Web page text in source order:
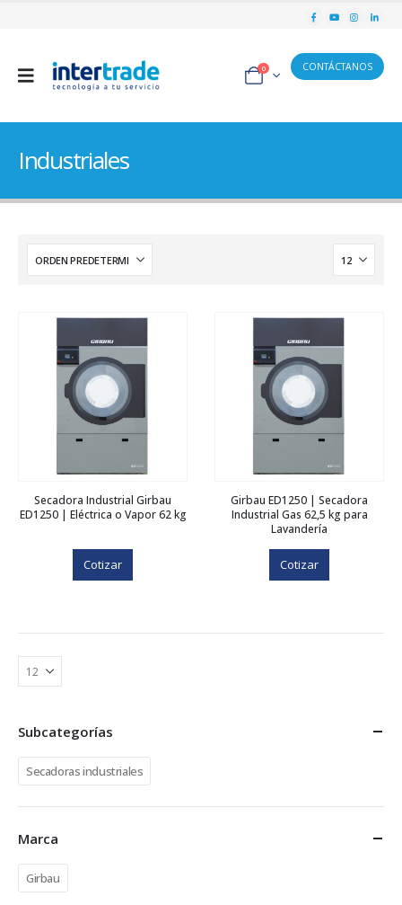
0 CONTÁCTANOS
Industriales
Secadora Industrial Girbau
ED1250 | Eléctrica o Vapor 62 kg
Cotizar
Girbau ED1250 | Secadora
Industrial Gas 62,5 kg para
Lavandería
Cotizar
Subcategorías
Secadoras industriales
Marca
Girbau